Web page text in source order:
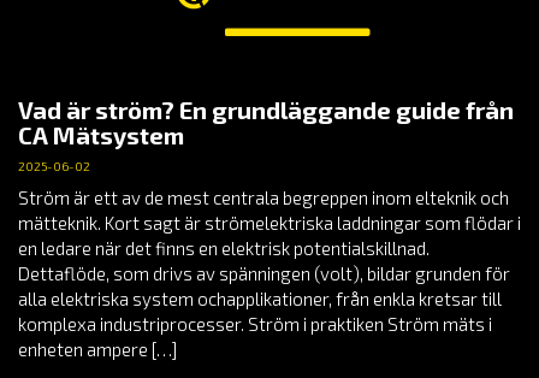
Vad är ström? En grundläggande guide från
CA Mätsystem
2025-06-02
Ström är ett av de mest centrala begreppen inom elteknik och
mätteknik. Kort sagt är strömelektriska laddningar som flödar i
en ledare när det finns en elektrisk potentialskillnad.
Dettaflöde, som drivs av spänningen (volt), bildar grunden för
alla elektriska system ochapplikationer, från enkla kretsar till
komplexa industriprocesser. Ström i praktiken Ström mäts i
enheten ampere […]